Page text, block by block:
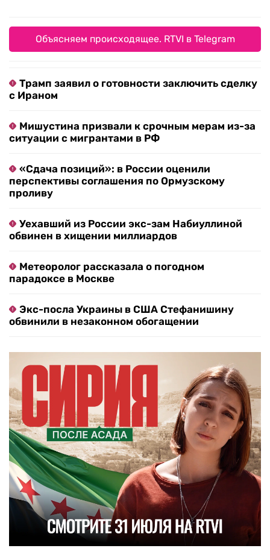
Объясняем происходящее. RTVI в Telegram
Трамп заявил о готовности заключить сделку
с Ираном
Мишустина призвали к срочным мерам из-за
ситуации с мигрантами в РФ
«Сдача позиций»: в России оценили
перспективы соглашения по Ормузскому
проливу
Уехавший из России экс-зам Набиуллиной
обвинен в хищении миллиардов
Метеоролог рассказала о погодном
парадоксе в Москве
Экс-посла Украины в США Стефанишину
обвинили в незаконном обогащении